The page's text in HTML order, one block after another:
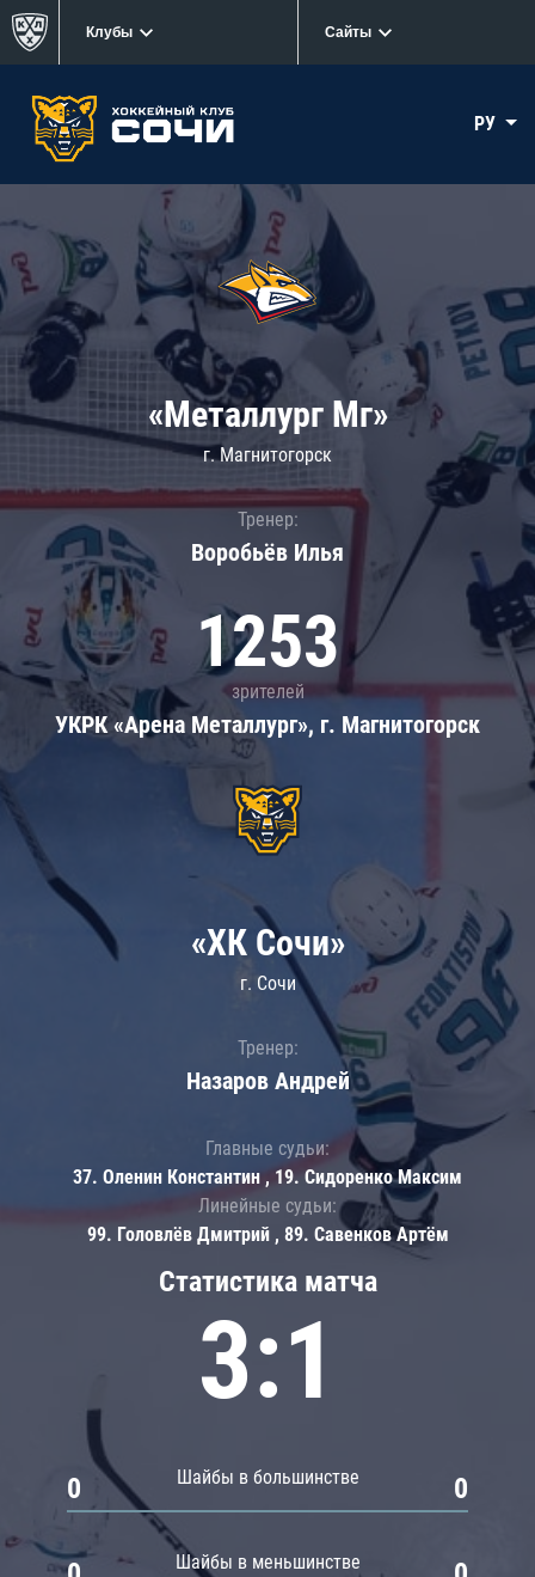
Клубы Сайты
РУ
«Металлург Мг»
г. Магнитогорск
Тренер:
Воробьёв Илья
1253
зрителей
УКРК «Арена Металлург», г. Магнитогорск
Статистика матча
3:1
Шайбы в большинстве
0 0
Шайбы в меньшинстве
«ХК Сочи»
г. Сочи
Тренер:
Назаров Андрей
Главные судьи:
37. Оленин Константин , 19. Сидоренко Максим
Линейные судьи:
99. Головлёв Дмитрий , 89. Савенков Артём